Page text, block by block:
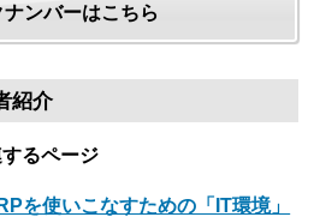
ンバーはこちら
紹介
るページ
を使いこなすための「IT環境」